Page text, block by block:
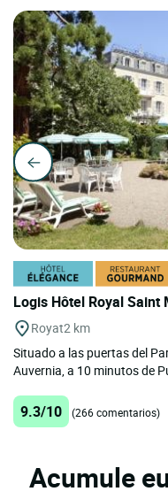
Logis Hôtel Royal Saint
Royat2 km
Situado a las puertas del
Auvernia, a 10 minutos de
9.3/10 (266 comentarios)
Acumule